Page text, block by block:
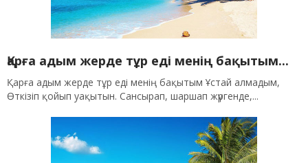
Қарға адым жерде тұр еді менің бақытым...
Қарға адым жерде тұр еді менің бақытым Ұстай алмадым,
Өткізіп қойып уақытын. Сансырап, шаршап жүргенде,...